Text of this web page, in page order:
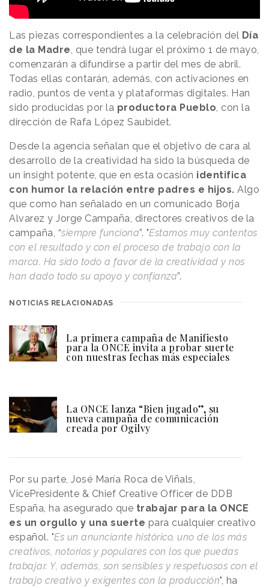
Las piezas correspondientes a la celebración del Día
de la Madre , que tendrá lugar el próximo 1 de mayo,
comenzarán a difundirse a partir del mes de abril.
Todas ellas contarán, además, con activaciones en
radio, puntos de venta y plataformas digitales. Han
sido producidas por la productora Pueblo , con la
dirección de Rafa López Saubidet.
Desde la agencia señalan que el objetivo de cara al
desarrollo de la creatividad ha sido la búsqueda de
un insight potente, que en esta ocasión identifica
con humor la relación entre padres e hijos. Algo
que como han señalado en un comunicado Borja
Alvarez y Jorge Campaña, directores creativos de la
campaña, “siempre funciona”. "Estamos muy contentos
con el resultado y con el proceso de trabajo con la
marca. Ha sido todo a favor de la creatividad y nos
han dado todo su apoyo y confianza”.
NOTICIAS RELACIONADAS
La primera campaña de Manifiesto
para la ONCE invita a probar suerte
con nuestras fechas más especiales
La ONCE lanza “Bien jugado”, su
nueva campaña de comunicación
creada por Ogilvy
Por su parte, José María Roca de Viñals,
VicePresidente & Chief Creative Officer de DDB
España, ha asegurado que trabajar para la ONCE
es un orgullo y una suerte para cualquier creativo
español. "Es un anunciante histórico, uno de los más
creativos, notorios y populares con los que puedas
trabajar. Y, además, son sensibles y respetuosos con el
trabajo creativo y exigentes con la producción", ha